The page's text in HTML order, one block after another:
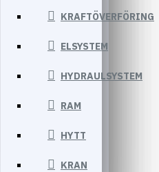
KRAFTÖVERFÖRING
ELSYSTEM
HYDRAULSYSTEM
RAM
HYTT
KRAN